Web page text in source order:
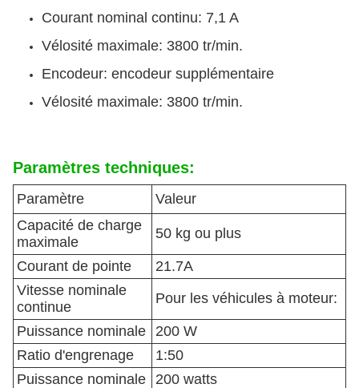
Courant nominal continu: 7,1 A
Vélosité maximale: 3800 tr/min.
Encodeur: encodeur supplémentaire
Vélosité maximale: 3800 tr/min.
Paramètres techniques:
Paramètre
Valeur
Capacité de charge
maximale
50 kg ou plus
Courant de pointe
21.7A
Vitesse nominale
continue
Pour les véhicules à moteur:
Puissance nominale
200 W
Ratio d'engrenage
1:50
Puissance nominale
200 watts